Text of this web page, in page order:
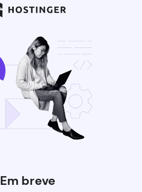
Em breve